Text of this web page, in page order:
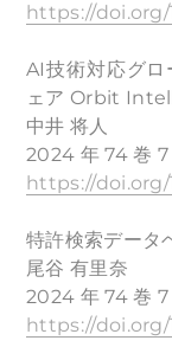
https://doi.org/
AI技術対応グロ
ェア Orbit
中井 将人
2024 年 74 巻
https://doi.org/
特許検索デー
尾谷 有里奈
2024 年 74 巻
https://doi.org/